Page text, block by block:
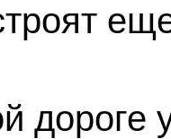
дороге